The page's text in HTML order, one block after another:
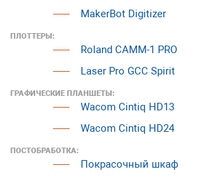
MakerBot Digitizer
ПЛОТТЕРЫ:
Roland CAMM-1 PRO
Laser Pro GCC Spirit
ГРАФИЧЕСКИЕ ПЛАНШЕТЫ:
Wacom Cintiq HD13
Wacom Cintiq HD24
ПОСТОБРАБОТКА:
Покрасочный шкаф